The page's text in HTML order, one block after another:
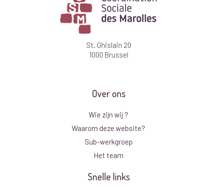
St. Ghislain 20
1000 Brussel
Over ons
Wie zijn wij ?
Waarom deze website?
Sub-werkgroep
Het team
Snelle links